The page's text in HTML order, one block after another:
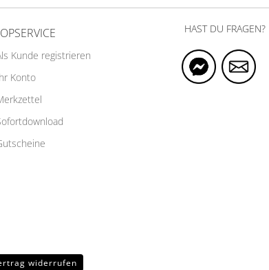
Kunde registrieren
Konto
HAST DU FRAGEN?
widerrufen